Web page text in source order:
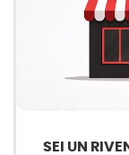
SEI UN